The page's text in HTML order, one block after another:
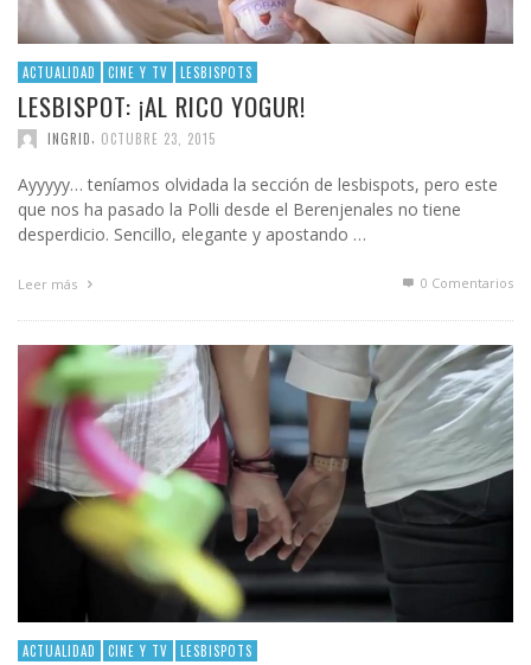
ACTUALIDAD CINE Y TV LESBISPOTS
LESBISPOT: ¡AL RICO YOGUR!
INGRID, OCTUBRE 23, 2015
Ayyyyy… teníamos olvidada la sección de lesbispots, pero este
que nos ha pasado la Polli desde el Berenjenales no tiene
desperdicio. Sencillo, elegante y apostando …
Leer más 0 Comentarios
ACTUALIDAD CINE Y TV LESBISPOTS